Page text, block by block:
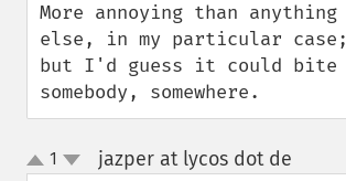
More annoying than anything
else, in my particular case;
but I'd guess it could bite
somebody, somewhere.
up
1 jazper at lycos dot de